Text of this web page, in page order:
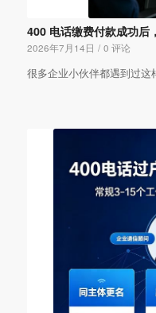
400 电话缴费付款成功后
2026年7月14日 / 0 评论
很多企业小伙伴都遇到过